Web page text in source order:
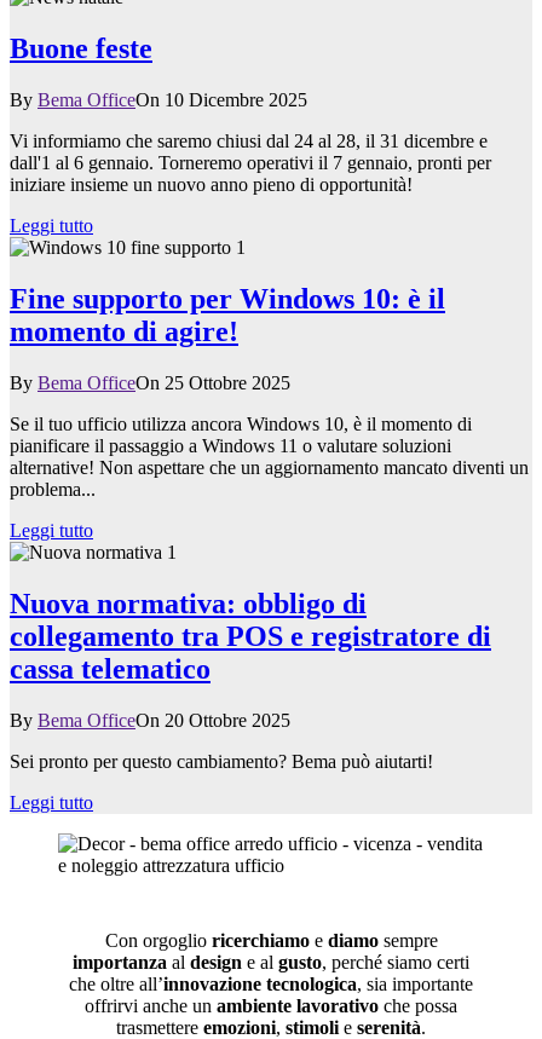
Buone feste
By Bema OfficeOn 10 Dicembre 2025
Vi informiamo che saremo chiusi dal 24 al 28, il 31 dicembre e
dall'1 al 6 gennaio. Torneremo operativi il 7 gennaio, pronti per
iniziare insieme un nuovo anno pieno di opportunità!
Leggi tutto
Fine supporto per Windows 10: è il
momento di agire!
By Bema OfficeOn 25 Ottobre 2025
Se il tuo ufficio utilizza ancora Windows 10, è il momento di
pianificare il passaggio a Windows 11 o valutare soluzioni
alternative! Non aspettare che un aggiornamento mancato diventi un
problema...
Leggi tutto
Nuova normativa: obbligo di
collegamento tra POS e registratore di
cassa telematico
By Bema OfficeOn 20 Ottobre 2025
Sei pronto per questo cambiamento? Bema può aiutarti!
Leggi tutto
Con orgoglio ricerchiamoe diamosempre
importanza al design e al gusto, perché siamo certi
che oltre all’innovazione tecnologica, sia importante
offrirvi anche un ambiente lavorativo che possa
trasmettere emozioni, stimoli e serenità.